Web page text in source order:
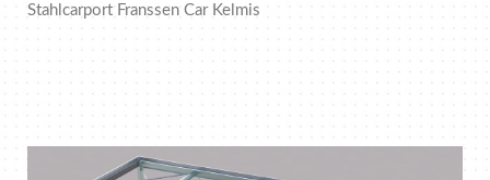
Stahlcarport Franssen Car Kelmis